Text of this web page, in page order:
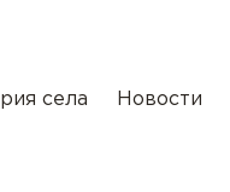
села Новости